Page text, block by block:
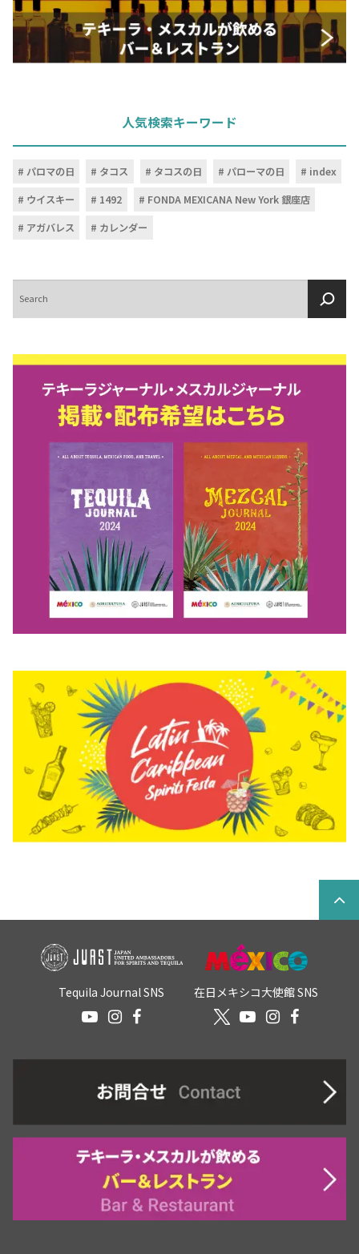
COPYRIGHT © JUAST All rights reserved.
人気検索キーワード
パロマの日 タコス タコスの日 パローマの日
index
ウイスキー
1492
FONDA MEXICANA New York 銀座店
アガバレス
カレンダー
索
Tequila Journal SNS 在日メキシコ大使館 SNS